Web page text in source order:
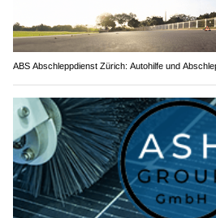
ABS Abschleppdienst Zürich: Autohilfe und